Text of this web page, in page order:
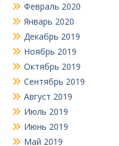
Февраль 2020
Январь 2020
Декабрь 2019
Ноябрь 2019
Октябрь 2019
Сентябрь 2019
Август 2019
Июль 2019
Июнь 2019
Май 2019